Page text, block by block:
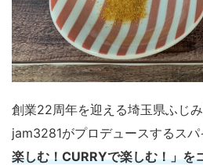
創業22周年を迎える埼玉県ふじ
jam3281がプロデュースするス
楽しむ！CURRYで楽しむ！」を